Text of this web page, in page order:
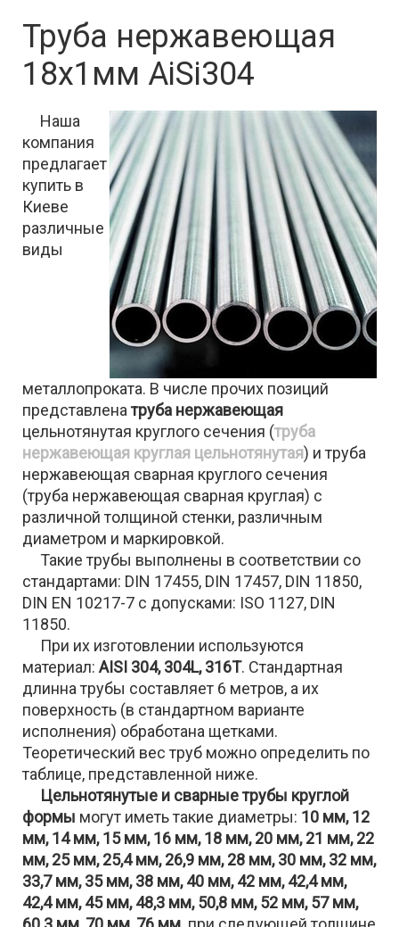
Труба нержавеющая
18х1мм AiSi304
Наша
компания
предлагает
купить в
Киеве
различные
виды
металлопроката. В числе прочих позиций
представленатруба нержавеющая
цельнотянутая круглого сечения (труба
нержавеющая круглая цельнотянутая) и труба
нержавеющая сварная круглого сечения
(труба нержавеющая сварная круглая) с
различной толщиной стенки, различным
диаметром и маркировкой.
Такие трубы выполнены в соответствии со
стандартами: DIN 17455, DIN 17457, DIN 11850,
DIN EN 10217-7 с допусками: ISO 1127, DIN
11850.
При их изготовлении используются
материал: AISI 304, 304L, 316T. Стандартная
длинна трубы составляет 6 метров, а их
поверхность (в стандартном варианте
исполнения) обработана щетками.
Теоретический вес труб можно определить по
таблице, представленной ниже.
Цельнотянутые и сварные трубы круглой
формы могут иметь такие диаметры: 10 мм, 12
мм, 14 мм, 15 мм, 16 мм, 18 мм, 20 мм, 21 мм, 22
мм, 25 мм, 25,4 мм, 26,9 мм, 28 мм, 30 мм, 32 мм,
33,7 мм, 35 мм, 38 мм, 40 мм, 42 мм, 42,4 мм,
42,4 мм, 45 мм, 48,3 мм, 50,8 мм, 52 мм, 57 мм,